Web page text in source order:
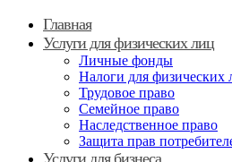
Главная
Услуги для физических лиц
Личные фонды
Налоги для физических
Трудовое право
Семейное право
Наследственное право
Защита прав
Услуги для бизнеса